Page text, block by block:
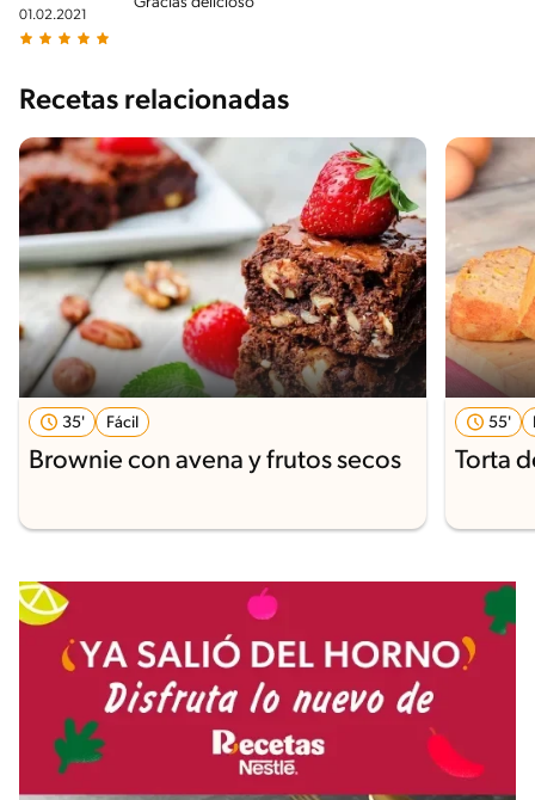
01.02.2021
Recetas relacionadas
35' Fácil
Brownie con avena y frutos secos
55'
Torta